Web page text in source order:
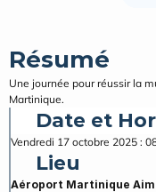
Résumé
Une journée pour réussir la
Martinique.
Date et
Vendredi 17 octobre 2025 :
Lieu
Aéroport Martinique